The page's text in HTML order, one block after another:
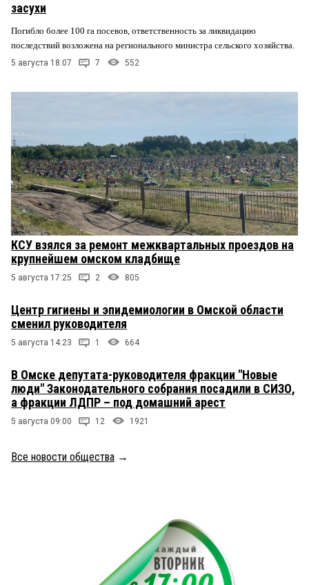
засухи
Погибло более 100 га посевов, ответственность за ликвидацию
последствий возложена на регионального министра сельского хозяйства.
5 августа 18:07 7 552
КСУ взялся за ремонт межквартальных проездов на
крупнейшем омском кладбище
5 августа 17:25 2 805
Центр гигиены и эпидемиологии в Омской области
сменил руководителя
5 августа 14:23 1 664
В Омске депутата-руководителя фракции "Новые
люди" Законодательного собрания посадили в СИЗО,
а фракции ЛДПР – под домашний арест
5 августа 09:00 12 1921
Все новости общества →